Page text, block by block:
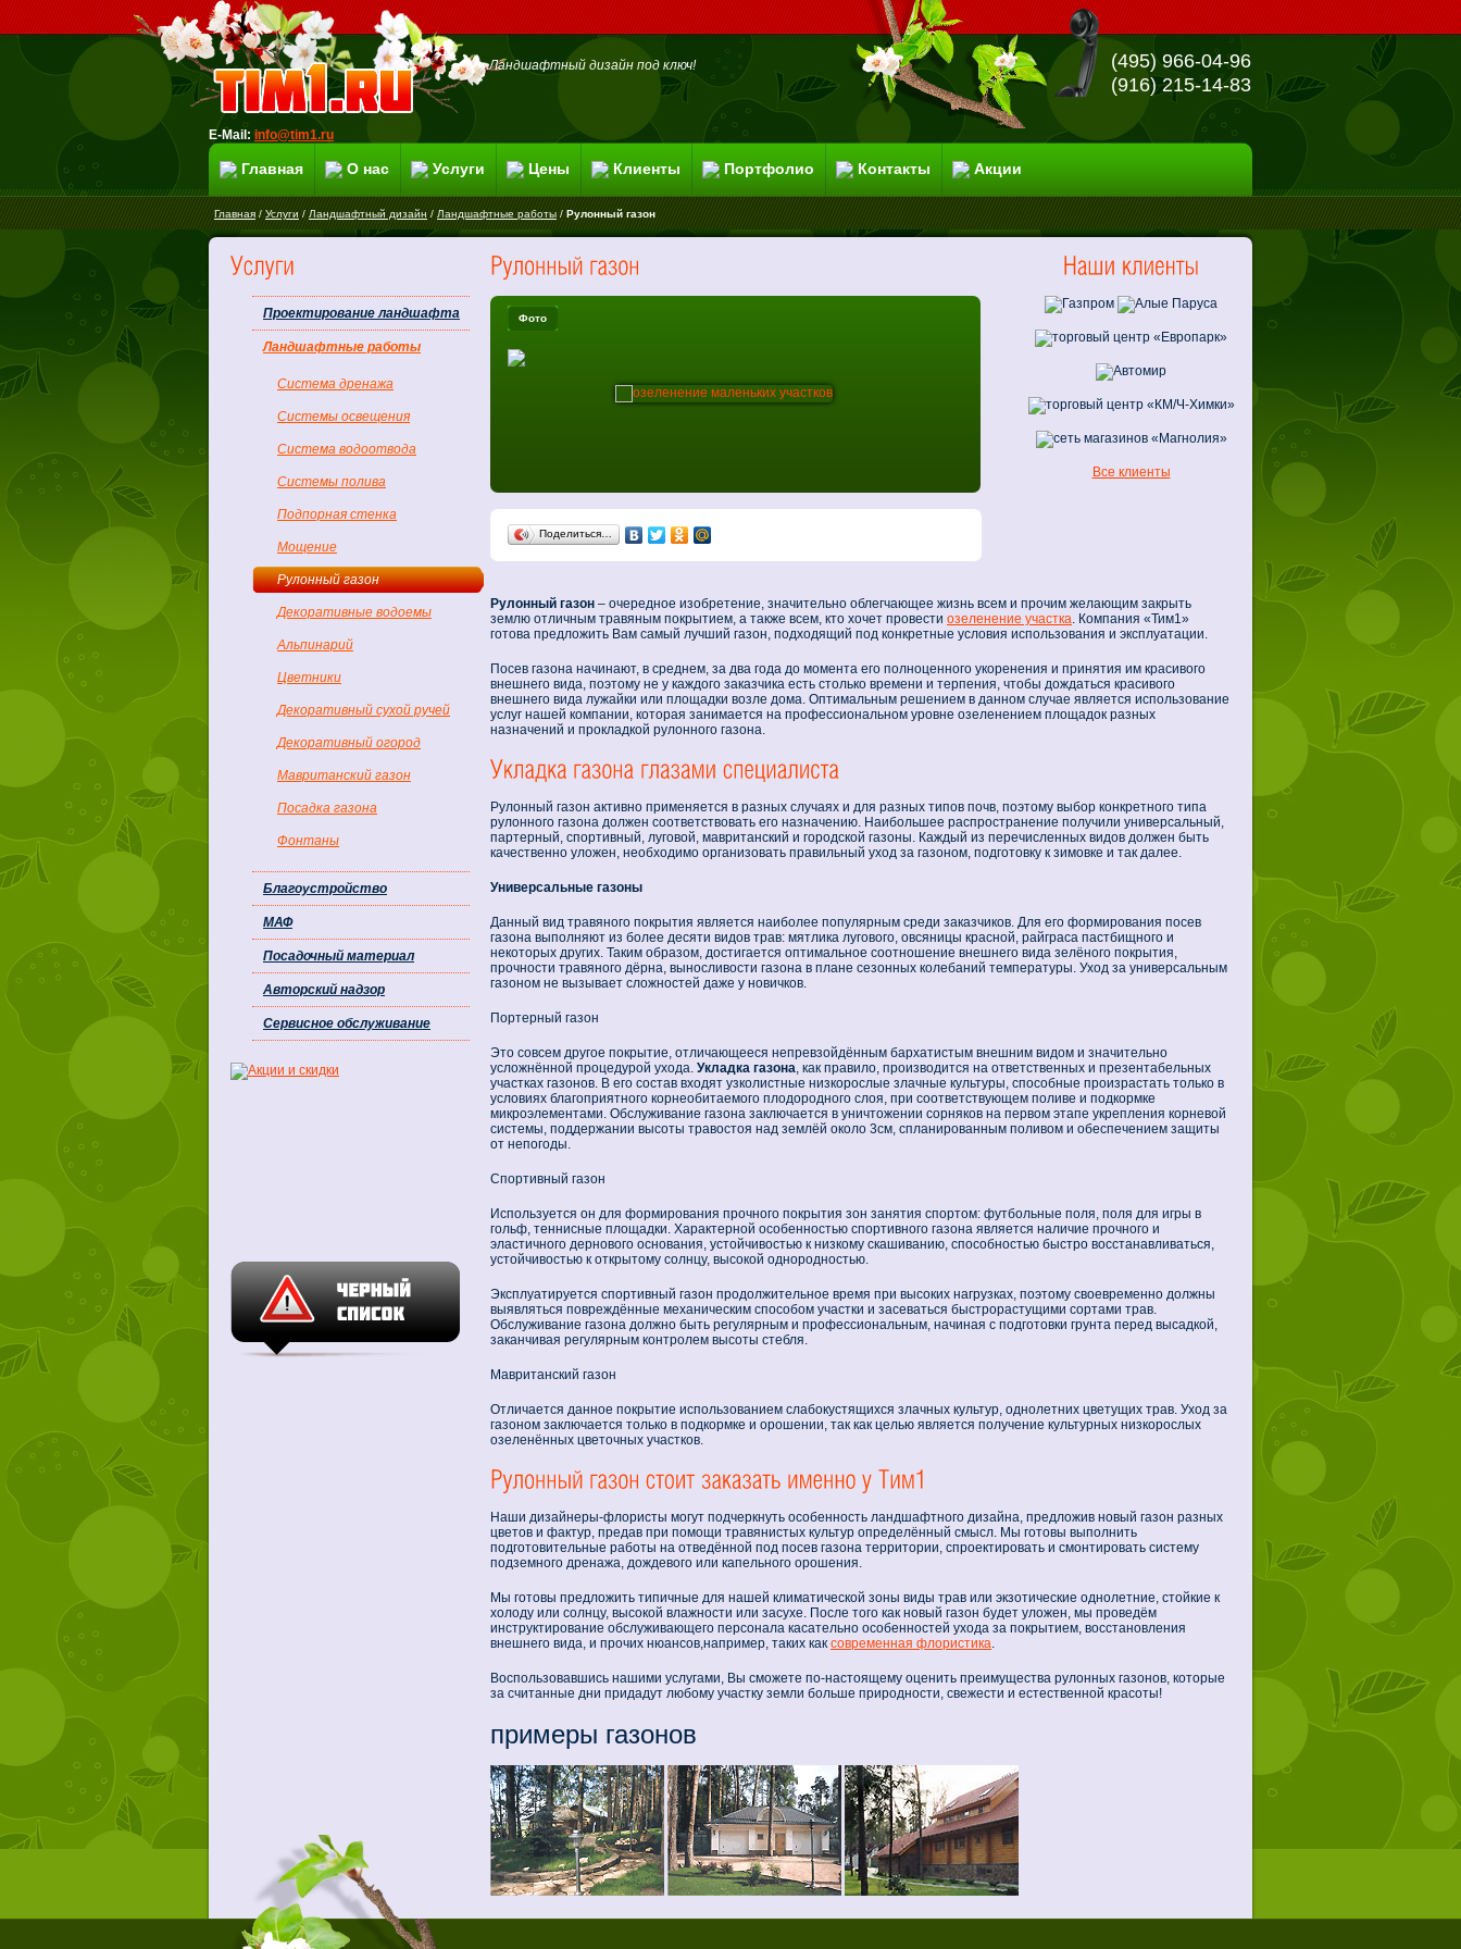
Ландшафтный дизайн под ключ!
E-Mail: info@tim1.ru
(495) 966-04-96
(916) 215-14-83
Главная О нас Услуги Цены Клиенты Портфолио Контакты Акции
Главная/Услуги/Ландшафтный дизайн/Ландшафтные работы/Рулонный газон
Все клиенты
Фото
Поделиться…
Рулонный газон – очередное изобретение, значительно облегчающее жизнь всем и прочим желающим закрыть
землю отличным травяным покрытием, а также всем, кто хочет провести озеленение участка. Компания «Тим1»
готова предложить Вам самый лучший газон, подходящий под конкретные условия использования и эксплуатации.
Посев газона начинают, в среднем, за два года до момента его полноценного укоренения и принятия им красивого
внешнего вида, поэтому не у каждого заказчика есть столько времени и терпения, чтобы дождаться красивого
внешнего вида лужайки или площадки возле дома. Оптимальным решением в данном случае является использование
услуг нашей компании, которая занимается на профессиональном уровне озеленением площадок разных
назначений и прокладкой рулонного газона.
Рулонный газон активно применяется в разных случаях и для разных типов почв, поэтому выбор конкретного типа
рулонного газона должен соответствовать его назначению. Наибольшее распространение получили универсальный,
партерный, спортивный, луговой, мавританский и городской газоны. Каждый из перечисленных видов должен быть
качественно уложен, необходимо организовать правильный уход за газоном, подготовку к зимовке и так далее.
Универсальные газоны
Данный вид травяного покрытия является наиболее популярным среди заказчиков. Для его формирования посев
газона выполняют из более десяти видов трав: мятлика лугового, овсяницы красной, райграса пастбищного и
некоторых других. Таким образом, достигается оптимальное соотношение внешнего вида зелёного покрытия,
прочности травяного дёрна, выносливости газона в плане сезонных колебаний температуры. Уход за универсальным
газоном не вызывает сложностей даже у новичков.
Портерный газон
Это совсем другое покрытие, отличающееся непревзойдённым бархатистым внешним видом и значительно
усложнённой процедурой ухода. Укладка газона, как правило, производится на ответственных и презентабельных
участках газонов. В его состав входят узколистные низкорослые злачные культуры, способные произрастать только в
условиях благоприятного корнеобитаемого плодородного слоя, при соответствующем поливе и подкормке
микроэлементами. Обслуживание газона заключается в уничтожении сорняков на первом этапе укрепления корневой
системы, поддержании высоты травостоя над землёй около 3см, спланированным поливом и обеспечением защиты
от непогоды.
Спортивный газон
Используется он для формирования прочного покрытия зон занятия спортом: футбольные поля, поля для игры в
гольф, теннисные площадки. Характерной особенностью спортивного газона является наличие прочного и
эластичного дернового основания, устойчивостью к низкому скашиванию, способностью быстро восстанавливаться,
устойчивостью к открытому солнцу, высокой однородностью.
Эксплуатируется спортивный газон продолжительное время при высоких нагрузках, поэтому своевременно должны
выявляться повреждённые механическим способом участки и засеваться быстрорастущими сортами трав.
Обслуживание газона должно быть регулярным и профессиональным, начиная с подготовки грунта перед высадкой,
заканчивая регулярным контролем высоты стебля.
Мавританский газон
Отличается данное покрытие использованием слабокустящихся злачных культур, однолетних цветущих трав. Уход за
газоном заключается только в подкормке и орошении, так как целью является получение культурных низкорослых
озеленённых цветочных участков.
Наши дизайнеры-флористы могут подчеркнуть особенность ландшафтного дизайна, предложив новый газон разных
цветов и фактур, предав при помощи травянистых культур определённый смысл. Мы готовы выполнить
подготовительные работы на отведённой под посев газона территории, спроектировать и смонтировать систему
подземного дренажа, дождевого или капельного орошения.
Мы готовы предложить типичные для нашей климатической зоны виды трав или экзотические однолетние, стойкие к
холоду или солнцу, высокой влажности или засухе. После того как новый газон будет уложен, мы проведём
инструктирование обслуживающего персонала касательно особенностей ухода за покрытием, восстановления
внешнего вида, и прочих нюансов,например, таких как современная флористика.
Воспользовавшись нашими услугами, Вы сможете по-настоящему оценить преимущества рулонных газонов, которые
за считанные дни придадут любому участку земли больше природности, свежести и естественной красоты!
примеры газонов
Проектирование ландшафта
Ландшафтные работы
Система дренажа
Системы освещения
Система водоотвода
Системы полива
Подпорная стенка
Мощение
Рулонный газон
Декоративные водоемы
Альпинарий
Цветники
Декоративный сухой ручей
Декоративный огород
Мавританский газон
Посадка газона
Фонтаны
Благоустройство
МАФ
Посадочный материал
Авторский надзор
Сервисное обслуживание